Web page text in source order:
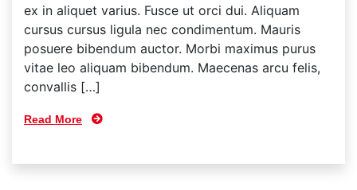
ex in aliquet varius. Fusce ut orci dui. Aliquam
cursus cursus ligula nec condimentum. Mauris
posuere bibendum auctor. Morbi maximus purus
vitae leo aliquam bibendum. Maecenas arcu felis,
convallis […]
Read More